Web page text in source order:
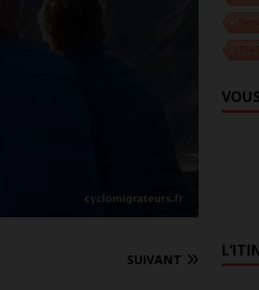
SUIVANT